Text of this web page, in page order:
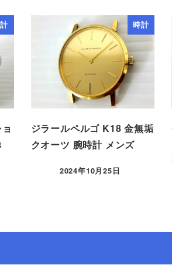
時計
ジラールペルゴ K18 金無垢
クオーツ 腕時計 メンズ
2024年10月25日